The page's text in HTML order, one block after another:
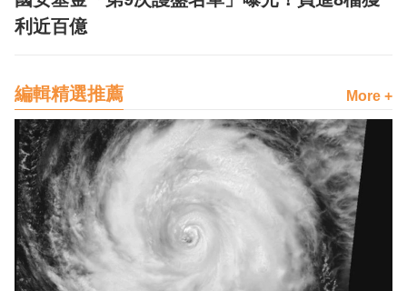
利近百億
編輯精選推薦 More +